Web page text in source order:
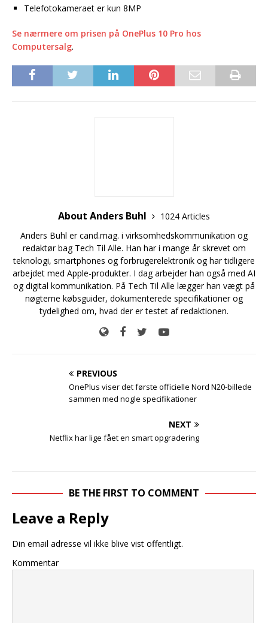
Telefotokameraet er kun 8MP
Se nærmere om prisen på OnePlus 10 Pro hos
Computersalg.
About Anders Buhl
1024 Articles
Anders Buhl er cand.mag. i virksomhedskommunikation og
redaktør bag Tech Til Alle. Han har i mange år skrevet om
teknologi, smartphones og forbrugerelektronik og har tidligere
arbejdet med Apple-produkter. I dag arbejder han også med AI
og digital kommunikation. På Tech Til Alle lægger han vægt på
nøgterne købsguider, dokumenterede specifikationer og
tydelighed om, hvad der er testet af redaktionen.
PREVIOUS
OnePlus viser det første officielle Nord N20-billede
sammen med nogle specifikationer
NEXT
Netflix har lige fået en smart opgradering
BE THE FIRST TO COMMENT
Leave a Reply
Din email adresse vil ikke blive vist offentligt.
Kommentar